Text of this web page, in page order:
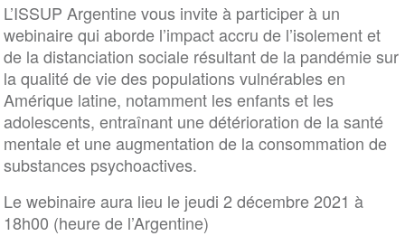
L’ISSUP Argentine vous invite à participer à un
webinaire qui aborde l’impact accru de l’isolement et
de la distanciation sociale résultant de la pandémie sur
la qualité de vie des populations vulnérables en
Amérique latine, notamment les enfants et les
adolescents, entraînant une détérioration de la santé
mentale et une augmentation de la consommation de
substances psychoactives.
Le webinaire aura lieu le jeudi 2 décembre 2021 à
18h00 (heure de l’Argentine)